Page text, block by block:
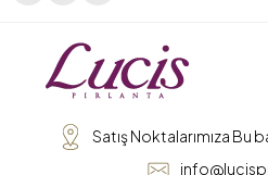
Satış Noktalarımıza Bu